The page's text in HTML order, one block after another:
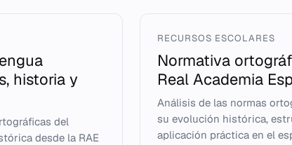
historia y
del
desde la RAE
RECURSOS ESCOLARES
Normativa
Real Academia
Análisis de las normas
su evolución histórica,
aplicación práctica en el